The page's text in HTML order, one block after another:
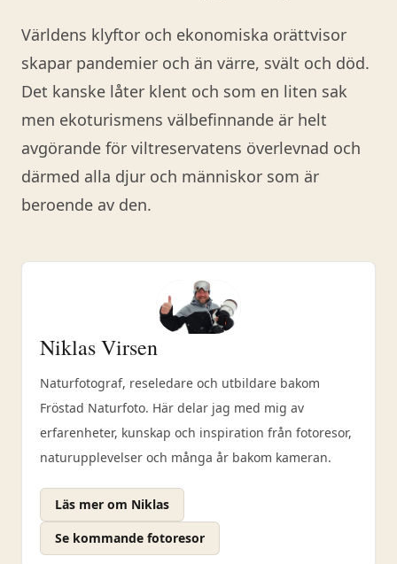
Världens klyftor och ekonomiska orättvisor
skapar pandemier och än värre, svält och död.
Det kanske låter klent och som en liten sak
men ekoturismens välbefinnande är helt
avgörande för viltreservatens överlevnad och
därmed alla djur och människor som är
beroende av den.
Niklas Virsen
Naturfotograf, reseledare och utbildare bakom
Fröstad Naturfoto. Här delar jag med mig av
erfarenheter, kunskap och inspiration från fotoresor,
naturupplevelser och många år bakom kameran.
Läs mer om Niklas
Se kommande fotoresor